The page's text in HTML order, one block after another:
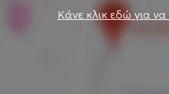
Κάνε κλικ εδώ για να